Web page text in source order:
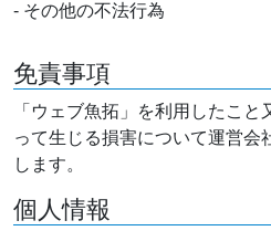
- その他の不法行為
免責事項
「ウェブ魚拓」を利用したこ
って生じる損害について運営会
します。
個人情報